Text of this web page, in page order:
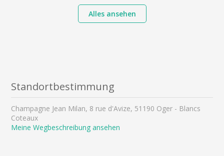
Alles ansehen
Standortbestimmung
Champagne Jean Milan, 8 rue d'Avize, 51190 Oger - Blancs
Coteaux
Meine Wegbeschreibung ansehen